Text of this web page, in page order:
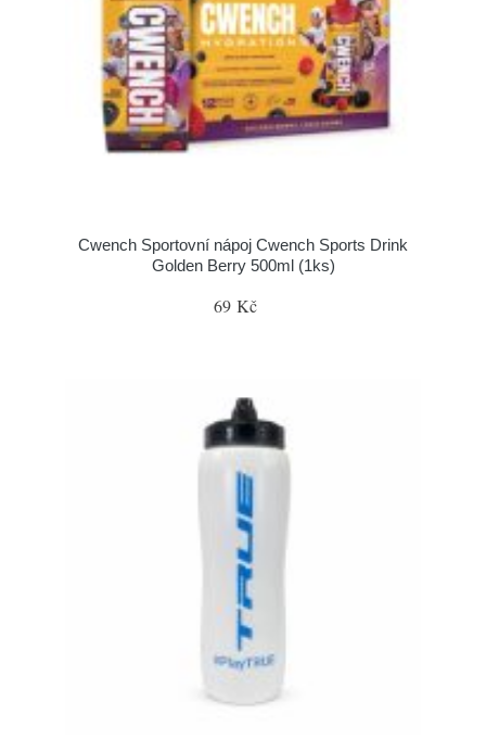
Cwench Sportovní nápoj Cwench Sports Drink
Golden Berry 500ml (1ks)
69 Kč